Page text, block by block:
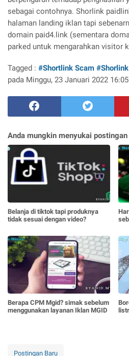
sebagai contohnya. Shorlink
halaman landing iklan tapi
domain paid4.link (sementara
parked untuk mengarahkan visitor
Tagged : #Shortlink Scam
pada Minggu, 23 Januari 2022
Anda mungkin menyukai
Belanja di tiktok tapi produknya
tidak sesuai dengan video?
Berapa CPM Mgid? simak sebelum
menggunakan layanan Iklan MGID
Postingan Baru